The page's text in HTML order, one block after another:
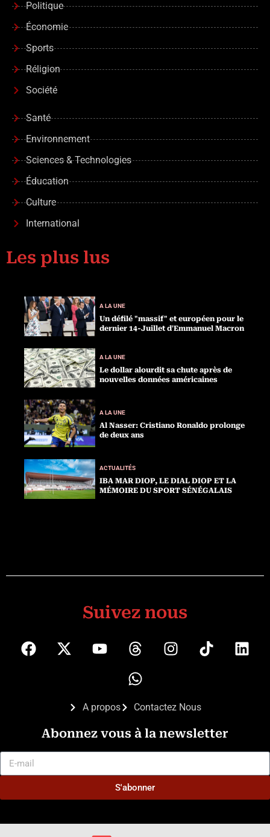
Politique
Économie
Sports
Réligion
Société
Santé
Environnement
Sciences & Technologies
Éducation
Culture
International
Les plus lus
A LA UNE
Un défilé "massif" et européen pour le
dernier 14-Juillet d'Emmanuel Macron
A LA UNE
Le dollar alourdit sa chute après de
nouvelles données américaines
A LA UNE
Al Nasser: Cristiano Ronaldo prolonge
de deux ans
ACTUALITÉS
IBA MAR DIOP, LE DIAL DIOP ET LA
MÉMOIRE DU SPORT SÉNÉGALAIS
Suivez nous
A propos Contactez Nous
Abonnez vous à la newsletter
S'abonner